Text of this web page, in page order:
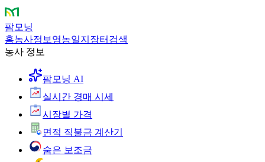
팜모닝
홈농사정보 영농일지 장터 검색
농사 정보
팜모닝 AI
실시간 경매 시세
시장별 가격
면적 직불금 계산기
숨은 보조금